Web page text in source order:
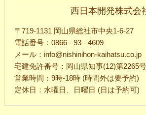
西日本開発株式会
〒719-1131 岡山県総社市中央1-6-27
電話番号：0866 - 93 - 4609
メール：info@nishinihon-kaihatsu.co.jp
宅建免許番号：岡山県知事(12)第2265号
営業時間：9時-18時 (時間外は要予約)
定休日：水曜日、日曜日 (日は予約可)